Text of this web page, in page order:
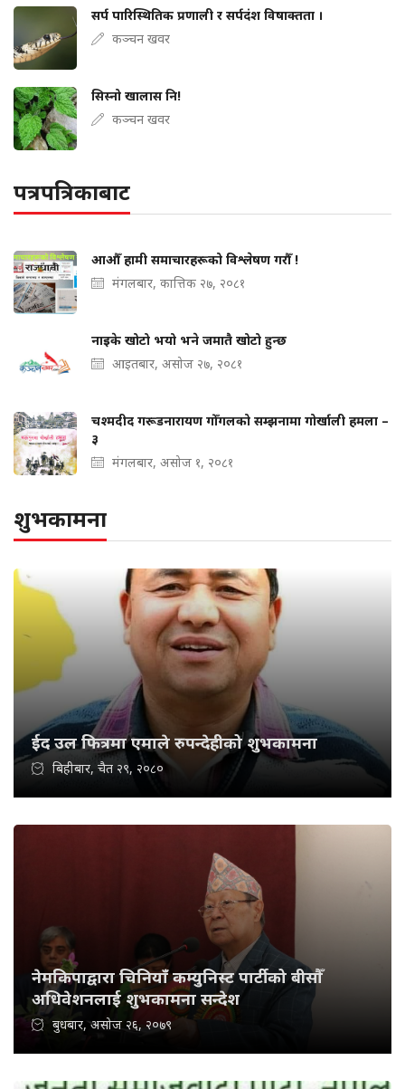
सर्प पारिस्थितिक प्रणाली र सर्पदंश विषाक्तता ।
कञ्चन खवर
सिस्नो खालास नि!
कञ्चन खवर
पत्रपत्रिकाबाट
आऔँ हामी समाचारहरूको विश्लेषण गरौँ !
मंगलबार, कात्तिक २७, २०८१
नाइके खोटो भयो भने जमातै खोटो हुन्छ
आइतबार, असोज २७, २०८१
चश्मदीद गरूडनारायण गोँगलको सम्झनामा गोर्खाली हमला –
३
मंगलबार, असोज १, २०८१
शुभकामना
ईद उल फित्रमा एमाले रुपन्देहीको शुभकामना
बिहीबार, चैत २९, २०८०
नेमकिपाद्वारा चिनियाँ कम्युनिस्ट पार्टीको बीसौँ
अधिवेशनलाई शुभकामना सन्देश
बुधबार, असोज २६, २०७९